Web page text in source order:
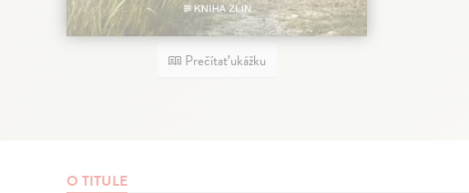
Prečítať ukážku
O TITULE